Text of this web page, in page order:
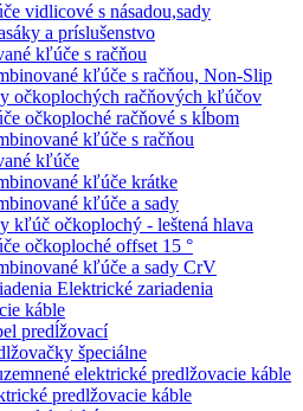
vidlicové s násadou,sady
a príslušenstvo
kľúče s račňou
kľúče s račňou, Non-Slip
očkoplochých račňových kľúčov
očkoploché račňové s kĺbom
kľúče s račňou
kľúče
kľúče krátke
kľúče a sady
kľúč očkoplochý - leštená hlava
očkoploché offset 15 °
kľúče a sady CrV
Elektrické zariadenia
káble
predĺžovací
špeciálne
elektrické predlžovacie káble
predlžovacie káble